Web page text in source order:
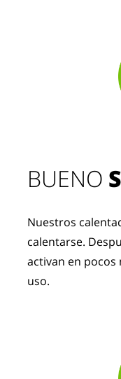
BUENO
Nuestros
calentarse.
activan en
uso.